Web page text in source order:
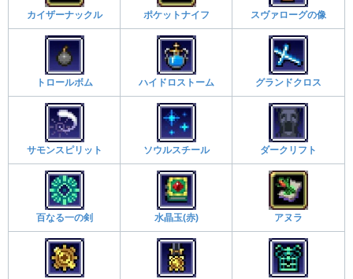
カイザーナックル ポケットナイフ スヴァローグの像
トロールボム ハイドロストーム グランドクロス
サモンスピリット ソウルスチール ダークリフト
百なる一の剣 水晶玉(赤) アヌラ